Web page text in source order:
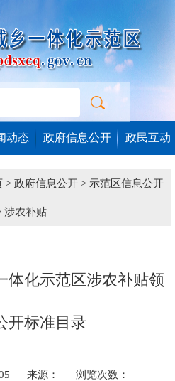
动态 政府信息公开 政民互动
> 政府信息公开 > 示范区信息公开
涉农补贴
体化示范区涉农补贴领
开标准目录
来源： 浏览次数：